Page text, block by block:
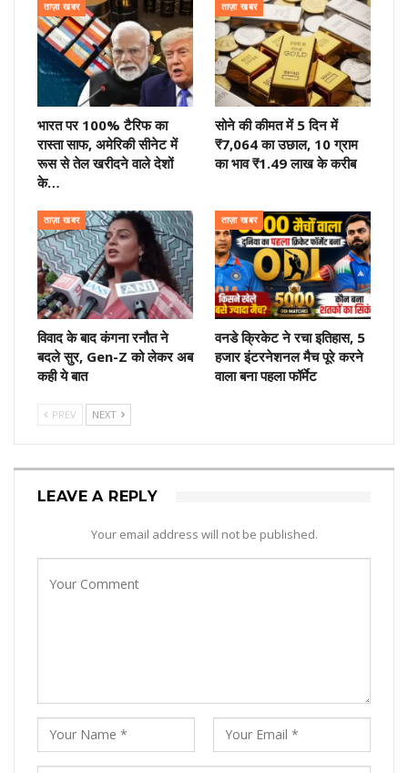
ताज़ा खबर
भारत पर 100% टैरिफ का
रास्ता साफ, अमेरिकी सीनेट में
रूस से तेल खरीदने वाले देशों
के…
ताज़ा खबर
सोने की कीमत में 5 दिन में
₹7,064 का उछाल, 10 ग्राम
का भाव ₹1.49 लाख के करीब
ताज़ा खबर
विवाद के बाद कंगना रनौत ने
बदले सुर, Gen-Z को लेकर अब
कही ये बात
ताज़ा खबर
वनडे क्रिकेट ने रचा इतिहास, 5
हजार इंटरनेशनल मैच पूरे करने
वाला बना पहला फॉर्मेट
PREV NEXT
LEAVE A REPLY
Your email address will not be published.